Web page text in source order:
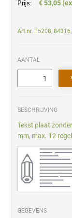
Prijs: € 53,05
Art.nr. T5208,
AANTAL
BESCHRIJVING
Tekst plaat
mm, max. 12
GEGEVENS